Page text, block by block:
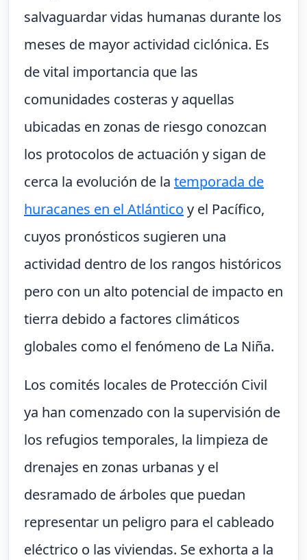
salvaguardar vidas humanas durante los
meses de mayor actividad ciclónica. Es
de vital importancia que las
comunidades costeras y aquellas
ubicadas en zonas de riesgo conozcan
los protocolos de actuación y sigan de
cerca la evolución de la temporada de
huracanes en el Atlántico y el Pacífico,
cuyos pronósticos sugieren una
actividad dentro de los rangos históricos
pero con un alto potencial de impacto en
tierra debido a factores climáticos
globales como el fenómeno de La Niña.
Los comités locales de Protección Civil
ya han comenzado con la supervisión de
los refugios temporales, la limpieza de
drenajes en zonas urbanas y el
desramado de árboles que puedan
representar un peligro para el cableado
eléctrico o las viviendas. Se exhorta a la